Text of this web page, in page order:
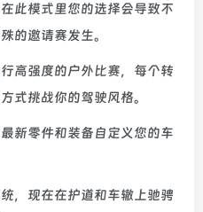
此模式里您的选择会导致不
的邀请赛发生。
高强度的户外比赛，每个转
式挑战你的驾驶风格。
新零件和装备自定义您的车
，现在在护道和车辙上驰骋